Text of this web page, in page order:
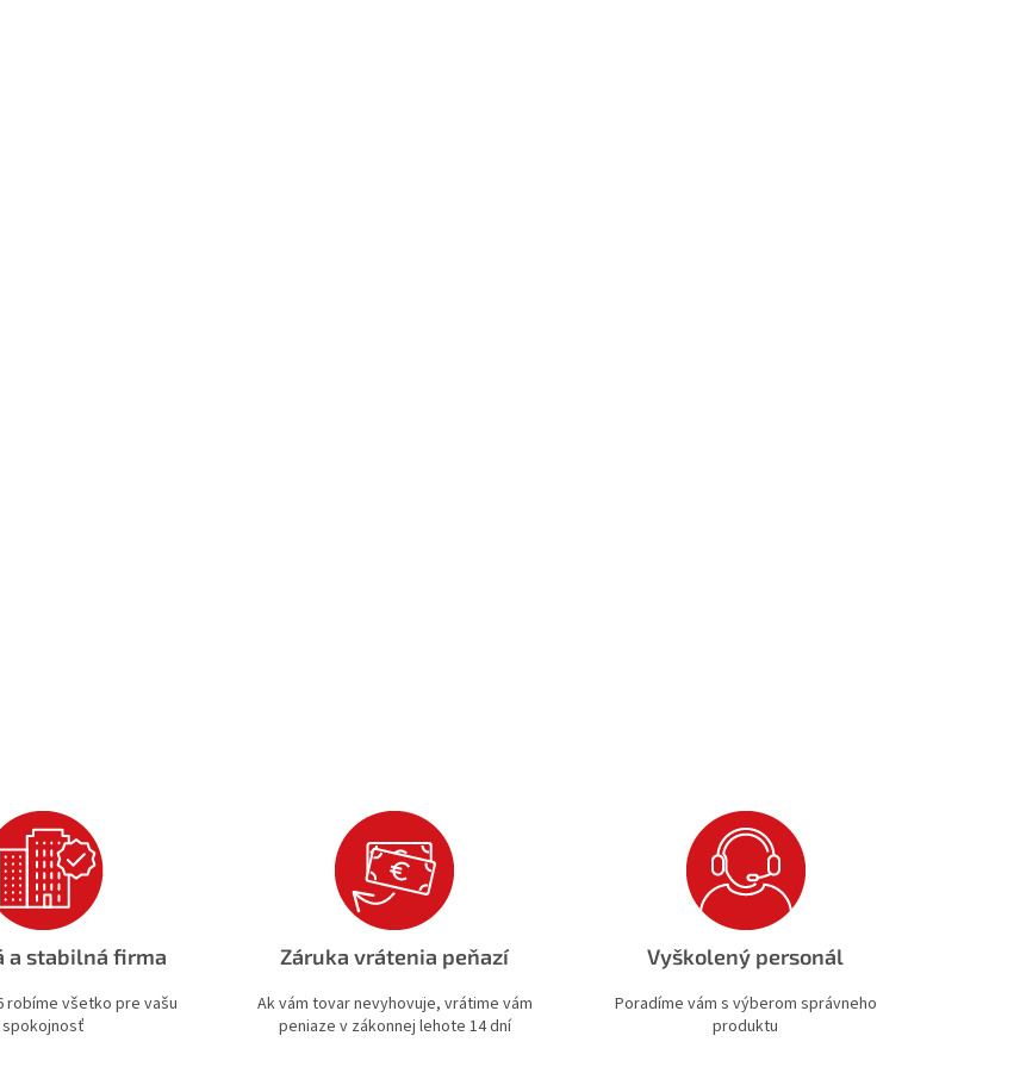
a stabilná firma
robíme všetko pre vašu
spokojnosť
Záruka vrátenia peňazí
Ak vám tovar nevyhovuje, vrátime vám
peniaze v zákonnej lehote 14 dní
Vyškolený personál
Poradíme vám s výberom správneho
produktu